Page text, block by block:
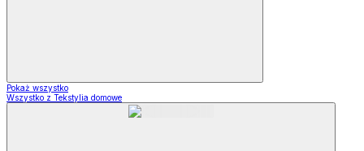
Pokaż wszystko
Wszystko z Tekstylia domowe